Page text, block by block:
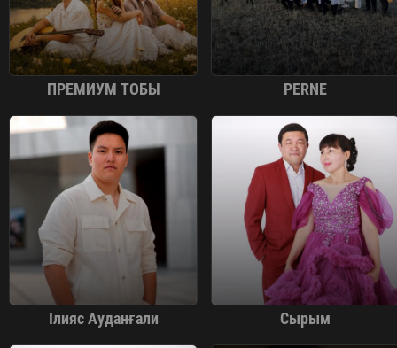
ПРЕМИУМ ТОБЫ PERNE
Ілияс Ауданғали Сырым